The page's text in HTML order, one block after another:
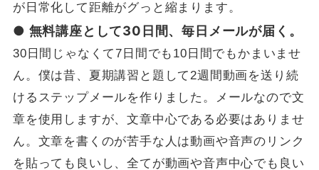
が日常化して距離がグっと縮まります。
● 無料講座として30日間、毎日メールが届く。
30日間じゃなくて7日間でも10日間でもかまいませ
ん。僕は昔、夏期講習と題して2週間動画を送り続
けるステップメールを作りました。メールなので文
章を使用しますが、文章中心である必要はありませ
ん。文章を書くのが苦手な人は動画や音声のリンク
を貼っても良いし、全てが動画や音声中心でも良い